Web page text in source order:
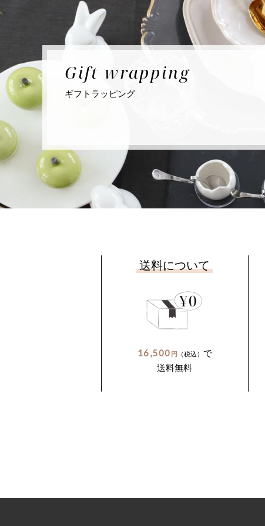
Gift wrapping
ギフト ラッピング
送料について
16,500 円 （税込） で
送料無料